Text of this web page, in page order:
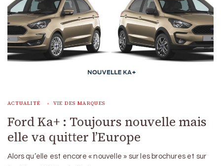
ACTUALITÉ VIE DES MARQUES
Ford Ka+ : Toujours nouvelle mais
elle va quitter l’Europe
Alors qu’elle est encore « nouvelle » sur les brochures et sur